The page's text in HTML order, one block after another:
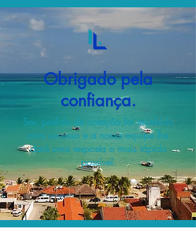
Obrigado pela
confiança.
Seu pedido de cotação foi recebido
com sucesso e a nossa equipe lhe
dará uma resposta o mais rápido
possível.